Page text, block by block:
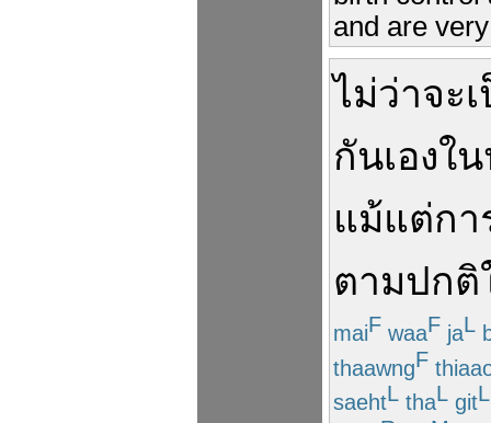
and are
ไม่ว่าจะ
กันเองใ
แม้แต่กา
ตามปกติ
maiF waaF jaL
thaawngF
saehtL thaL gitL